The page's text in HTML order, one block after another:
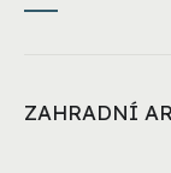
ZAHRADNÍ